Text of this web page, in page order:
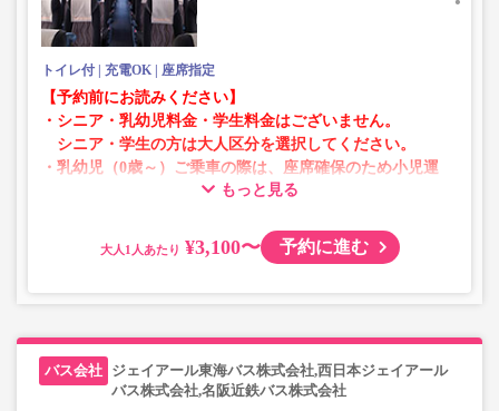
・一部取り扱いのない停留所がある場合がございます。
トイレ付 充電OK 座席指定
【予約前にお読みください】
・シニア・乳幼児料金・学生料金はございません。
シニア・学生の方は大人区分を選択してください。
・乳幼児（0歳～）ご乗車の際は、座席確保のため小児運
賃での乗車券が必要です。
・AM1時～5時の間はシステムメンテナンスの為ご予約が
す。
・販売日・便ごとに随時価格が変動いたします。購入時に
販売価格をご確認の上でご予約をお願いいたします。
もっと見る
大人 ¥3,100〜 予約に進む
ジェイアール東海バス株式会社,西日本ジェイアール
バス株式会社,名阪近鉄バス株式会社